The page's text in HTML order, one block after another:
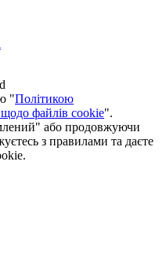
"Політикою
щодо файлів cookie".
або продовжуючи
з правилами та даєте